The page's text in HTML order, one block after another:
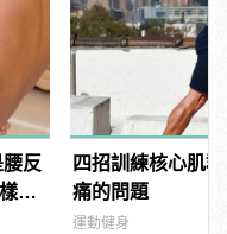
反
變
四招訓練核心肌
痛的問題
運動健身